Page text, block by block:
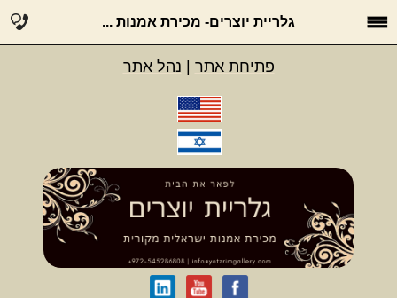
גלריית יוצרים- מכירת אמנות ...
פתיחת אתר נהל אתר